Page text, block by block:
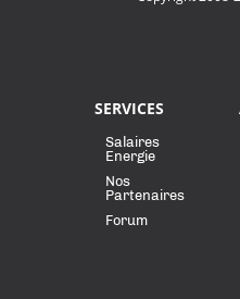
SERVICES
Salaires
Energie
Nos
Partenaires
Forum